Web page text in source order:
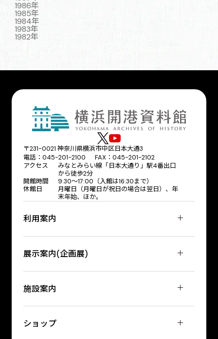
1986年
1985年
1984年
1983年
1982年
〒231-0021 神奈川県横浜市中区日本大通3
電話：045-201-2100 FAX：045-201-2102
アクセス
みなとみらい線「日本大通り」駅4番出口
から徒歩2分
開館時間
9:30〜17:00（入館は16:30まで）
休館日
月曜日（月曜日が祝日の場合は翌日）、年
末年始、ほか。
利用案内
展示案内(企画展)
施設案内
ショップ